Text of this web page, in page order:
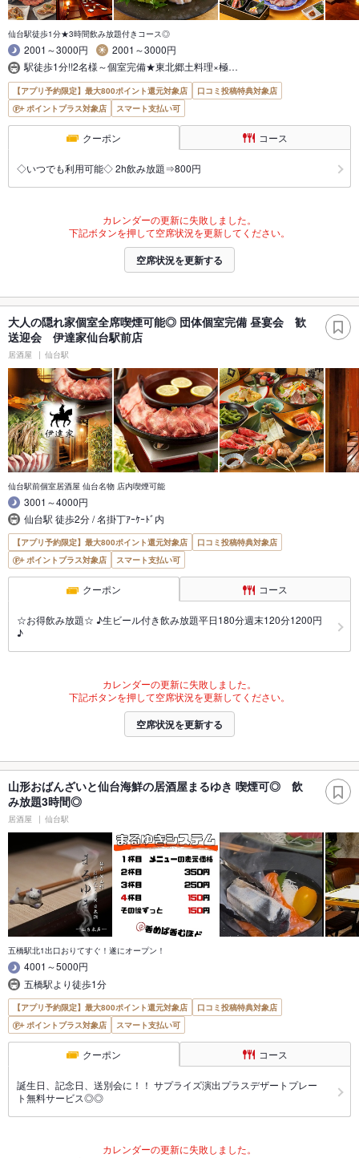
仙台駅徒歩1分★3時間飲み放題付きコース◎
2001～3000円
2001～3000円
駅徒歩1分!!2名様～個室完備★東北郷土料理×極…
【アプリ予約限定】最大800ポイント還元対象店
口コミ投稿特典対象店
ポイントプラス対象店
スマート支払い可
クーポン コース
◇いつでも利用可能◇ 2h飲み放題⇒800円
カレンダーの更新に失敗しました。
下記ボタンを押して空席状況を更新してください。
空席状況を更新する
大人の隠れ家個室全席喫煙可能◎ 団体個室完備 昼宴会 歓
送迎会 伊達家仙台駅前店
居酒屋 仙台駅
仙台駅前個室居酒屋 仙台名物 店内喫煙可能
3001～4000円
仙台駅 徒歩2分 / 名掛丁ｱｰｹｰﾄﾞ内
【アプリ予約限定】最大800ポイント還元対象店
口コミ投稿特典対象店
ポイントプラス対象店
スマート支払い可
クーポン コース
☆お得飲み放題☆ ♪生ビール付き飲み放題平日180分週末120分1200円
♪
カレンダーの更新に失敗しました。
下記ボタンを押して空席状況を更新してください。
空席状況を更新する
山形おばんざいと仙台海鮮の居酒屋まるゆき 喫煙可◎ 飲
み放題3時間◎
居酒屋 仙台駅
五橋駅北1出口おりてすぐ！遂にオープン！
4001～5000円
五橋駅より徒歩1分
【アプリ予約限定】最大800ポイント還元対象店
口コミ投稿特典対象店
ポイントプラス対象店
スマート支払い可
クーポン コース
誕生日、記念日、送別会に！！ サプライズ演出プラスデザートプレー
ト無料サービス◎◎
カレンダーの更新に失敗しました。